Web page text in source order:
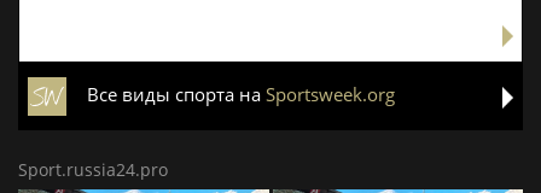
Все виды спорта на Sportsweek.org
Sport.russia24.pro